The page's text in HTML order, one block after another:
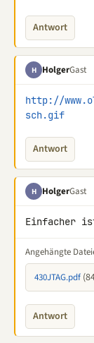
Antwort
H HolgerGast
http://
sch.gif
Antwort
H HolgerGast
Einfacher
Angehängte
430JTAG.pdf
Antwort